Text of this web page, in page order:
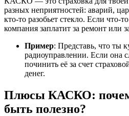
разных неприятностей: аварий,
кто-то разобьет стекло. Если что-
компания заплатит за ремонт или
Пример: Представь, что ты
радиоуправлении. Если
починить её за счет
денег.
Плюсы КАСКО:
быть полезно?